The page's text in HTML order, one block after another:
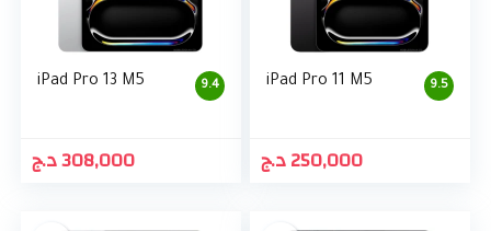
9.4
iPad Pro 13 M5
308,000د.ج
9.5
iPad Pro 11 M5
250,000د.ج